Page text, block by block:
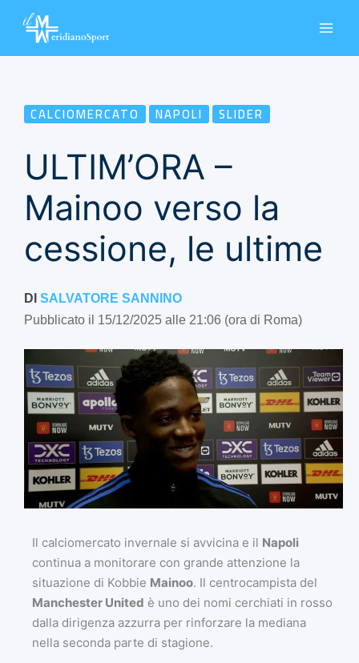
CALCIOMERCATO NAPOLI SLIDER
ULTIM’ORA –
Mainoo verso la
cessione, le ultime
DI SALVATORE SANNINO
Pubblicato il 15/12/2025 alle 21:06 (ora di Roma)
Il calciomercato invernale si avvicina e il Napoli
continua a monitorare con grande attenzione la
situazione di Kobbie Mainoo. Il centrocampista del
Manchester United è uno dei nomi cerchiati in rosso
dalla dirigenza azzurra per rinforzare la mediana
nella seconda parte di stagione.